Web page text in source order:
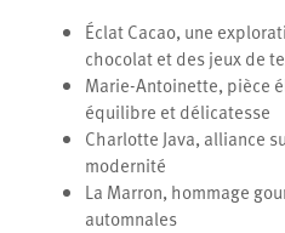
Éclat Cacao, une
chocolat et des jeux de
Marie-Antoinette, pièce
équilibre et délicatesse
Charlotte Java, alliance
modernité
La Marron, hommage
automnales